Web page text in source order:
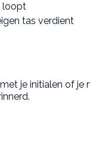
loopt
tas verdient
je initialen of je